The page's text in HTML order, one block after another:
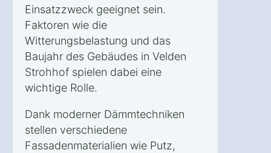
Einsatzzweck geeignet sein.
Faktoren wie die
Witterungsbelastung und das
Baujahr des Gebäudes in Velden
Strohhof spielen dabei eine
wichtige Rolle.
Dank moderner Dämmtechniken
stellen verschiedene
Fassadenmaterialien wie Putz,